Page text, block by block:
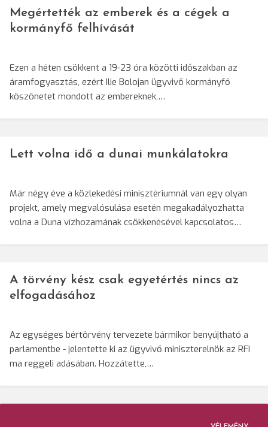
Megértették az emberek és a cégek a
kormányfő felhívását
Ezen a héten csökkent a 19-23 óra közötti időszakban az
áramfogyasztás, ezért Ilie Bolojan ügyvivő kormányfő
köszönetet mondott az embereknek,…
Lett volna idő a dunai munkálatokra
Már négy éve a közlekedési minisztériumnál van egy olyan
projekt, amely megvalósulása esetén megakadályozhatta
volna a Duna vízhozamának csökkenésével kapcsolatos…
A törvény kész csak egyetértés nincs az
elfogadásához
Az egységes bértörvény tervezete bármikor benyújtható a
parlamentbe - jelentette ki az ügyvivő miniszterelnök az RFI
ma reggeli adásában. Hozzátette,…